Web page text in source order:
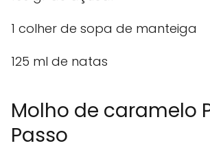
1 colher de sopa de manteiga
125 ml de natas
Molho de caramelo
Passo